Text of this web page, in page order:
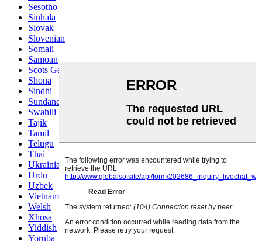
Sesotho
Sinhala
Slovak
Slovenian
Somali
Samoan
Scots Gaelic
Shona
Sindhi
Sundanese
Swahili
Tajik
Tamil
Telugu
Thai
Ukrainian
Urdu
Uzbek
Vietnamese
Welsh
Xhosa
Yiddish
Yoruba